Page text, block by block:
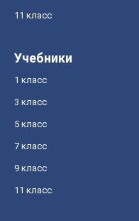
11 класс
Учебники
1 класс
3 класс
5 класс
7 класс
9 класс
11 класс